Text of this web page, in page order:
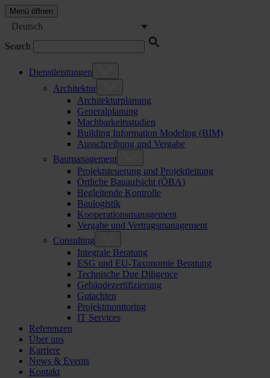
Menü öffnen
Deutsch
Search
Dienstleistungen
Architektur
Architekturplanung
Generalplanung
Machbarkeitsstudien
Building Information Modeling (BIM)
Ausschreibung und Vergabe
Baumanagement
Projektsteuerung und Projektleitung
Örtliche Bauaufsicht (ÖBA)
Begleitende Kontrolle
Baulogistik
Kooperationsmanagement
Vergabe und Vertragsmanagement
Consulting
Integrale Beratung
ESG und EU-Taxonomie Beratung
Technische Due Diligence
Gebäudezertifizierung
Gutachten
Projektmonitoring
IT Services
Referenzen
Über uns
Karriere
News & Events
Kontakt